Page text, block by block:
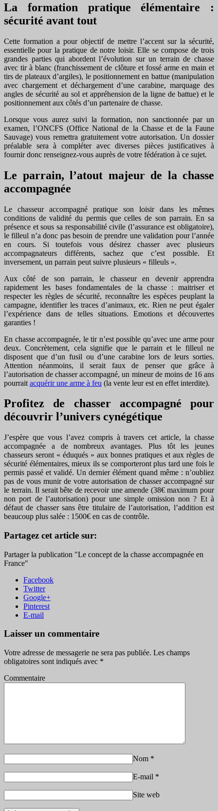
La formation pratique élémentaire :
sécurité avant tout
Cette formation a pour objectif de mettre l’accent sur la sécurité,
essentielle pour la pratique de notre loisir. Elle se compose de trois
grandes parties qui abordent l’évolution sur un terrain de chasse
avec tir à blanc (franchissement de clôture et fossé arme en main et
tirs de plateaux d’argiles), le positionnement en battue (manipulation
avec chargement et déchargement d’une carabine, marquage des
angles de sécurité au sol et appréhension de la ligne de battue) et le
positionnement aux côtés d’un partenaire de chasse.
Lorsque vous aurez suivi la formation, non sanctionnée par un
examen, l’ONCFS (Office National de la Chasse et de la Faune
Sauvage) vous remettra gratuitement votre autorisation. Un dossier
préalable sera à compléter avec diverses pièces justificatives à
fournir donc renseignez-vous auprès de votre fédération à ce sujet.
Le parrain, l’atout majeur de la chasse
accompagnée
Le chasseur accompagné pratique son loisir dans les mêmes
conditions de validité du permis que celles de son parrain. En sa
présence et sous sa responsabilité civile (l’assurance est obligatoire),
le filleul n’a donc pas besoin de prendre une validation pour l’année
en cours. Si toutefois vous désirez chasser avec plusieurs
accompagnateurs différents, sachez que c’est possible. Et
inversement, un parrain peut suivre plusieurs « filleuls ».
Aux côté de son parrain, le chasseur en devenir apprendra
rapidement les bases fondamentales de la chasse : maitriser et
respecter les règles de sécurité, reconnaître les espèces peuplant la
campagne, identifier les traces d’animaux, etc. Rien ne peut égaler
l’expérience dans de telles situations. Emotions et découvertes
garanties !
En chasse accompagnée, le tir n’est possible qu’avec une arme pour
deux. Concrètement, cela signifie que le parrain et le filleul ne
disposent que d’un fusil ou d’une carabine lors de leurs sorties.
Attention néanmoins, il serait faux de penser que grâce à
l’autorisation de chasser accompagné, un mineur de moins de 16 ans
pourrait acquérir une arme à feu (la vente leur est en effet interdite).
Profitez de chasser accompagné pour
découvrir l’univers cynégétique
J’espère que vous l’avez compris à travers cet article, la chasse
accompagnée a de nombreux avantages. Plus tôt les jeunes
chasseurs seront « éduqués » aux bonnes pratiques et aux règles de
sécurité élémentaires, mieux ils se comporteront plus tard une fois le
permis passé et validé. Un dernier élément quand même : n’oubliez
pas de vous munir de votre autorisation de chasser accompagné sur
le terrain. Il serait bête de recevoir une amende (38€ maximum pour
non port de l’autorisation) pour une simple omission non ? Et à
défaut de chasser sans être titulaire de l’autorisation, l’addition est
beaucoup plus salée : 1500€ en cas de contrôle.
Partagez cet article sur:
Partager la publication "Le concept de la chasse accompagnée en
France"
Facebook
Twitter
Google+
Pinterest
E-mail
Laisser un commentaire
Votre adresse de messagerie ne sera pas publiée. Les champs
obligatoires sont indiqués avec *
Commentaire
Nom *
E-mail *
Site web